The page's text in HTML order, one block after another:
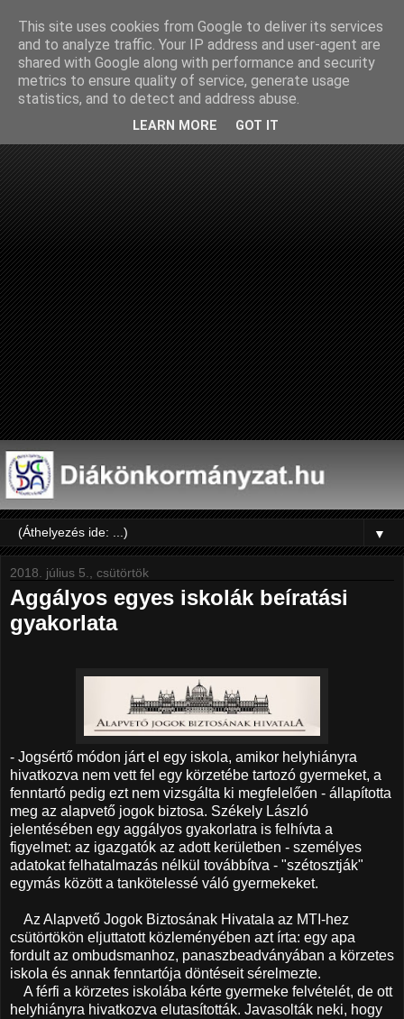
▼
2018. július 5., csütörtök
Aggályos egyes iskolák beíratási
gyakorlata
- Jogsértő módon járt el egy iskola, amikor helyhiányra
hivatkozva nem vett fel egy körzetébe tartozó gyermeket, a
fenntartó pedig ezt nem vizsgálta ki megfelelően - állapította
meg az alapvető jogok biztosa. Székely László
jelentésében egy aggályos gyakorlatra is felhívta a
figyelmet: az igazgatók az adott kerületben - személyes
adatokat felhatalmazás nélkül továbbítva - "szétosztják"
egymás között a tankötelessé váló gyermekeket.
Az Alapvető Jogok Biztosának Hivatala az MTI-hez
csütörtökön eljuttatott közleményében azt írta: egy apa
fordult az ombudsmanhoz, panaszbeadványában a körzetes
iskola és annak fenntartója döntéseit sérelmezte.
A férfi a körzetes iskolába kérte gyermeke felvételét, de ott
helyhiányra hivatkozva elutasították. Javasolták neki, hogy
This site uses cookies from Google to deliver its services
and to analyze traffic. Your IP address and user-agent are
shared with Google along with performance and security
metrics to ensure quality of service, generate usage
statistics, and to detect and address abuse.
LEARN MORE GOT IT